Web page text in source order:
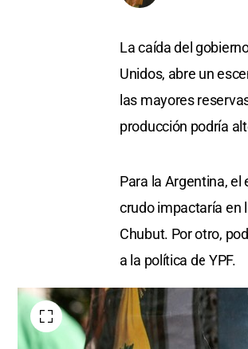
La caída del
Unidos, abre un
las mayores
producción podría
Para la Argentina, el
crudo impactaría en
Chubut. Por otro,
a la política de YPF.